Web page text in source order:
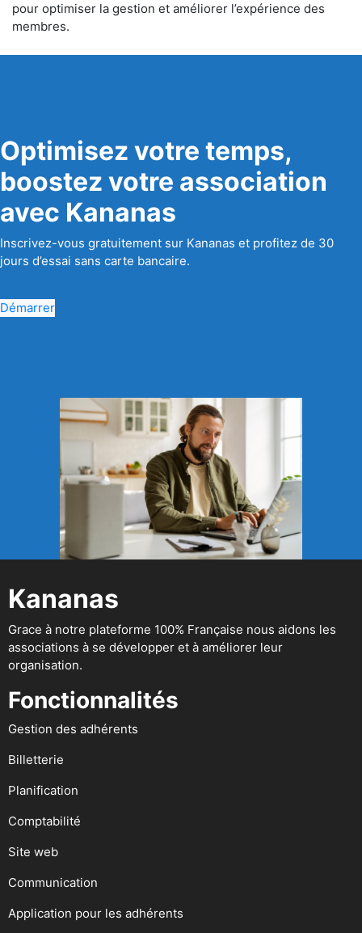
pour optimiser la gestion et améliorer l’expérience des
membres.
Optimisez votre temps,
boostez votre association
avec Kananas
Inscrivez-vous gratuitement sur Kananas et profitez de 30
jours d’essai sans carte bancaire.
Démarrer
Kananas
Grace à notre plateforme 100% Française nous aidons les
associations à se développer et à améliorer leur
organisation.
Fonctionnalités
Gestion des adhérents
Billetterie
Planification
Comptabilité
Site web
Communication
Application pour les adhérents